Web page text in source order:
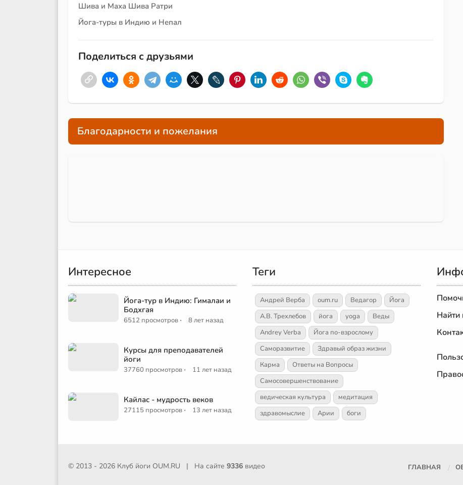
Шива и Маха Шива Ратри
Йога-туры в Индию и Непал
Поделиться с друзьями
Благодарности и пожелания
Интересное
Йога-тур в Индию: Гималаи и
Бодхгая
6512 просмотров · 8 лет назад
Курсы для преподавателей
йоги
37760 просмотров · 11 лет назад
Кайлас - мудрость веков
27115 просмотров · 13 лет назад
Теги
Андрей Верба oum.ru Ведагор
Йога
А.В. Трехлебов
йога yoga
Веды
Andrey Verba
Йога по-взрослому
Саморазвитие
Здравый образ жизни
Карма
Ответы на Вопросы
Самосовершенствование
ведическая культура
медитация
здравомыслие
Арии боги
Найти
ГЛАВНАЯ
© 2013 - 2026 Клуб йоги OUM.RU | На сайте 9336 видео